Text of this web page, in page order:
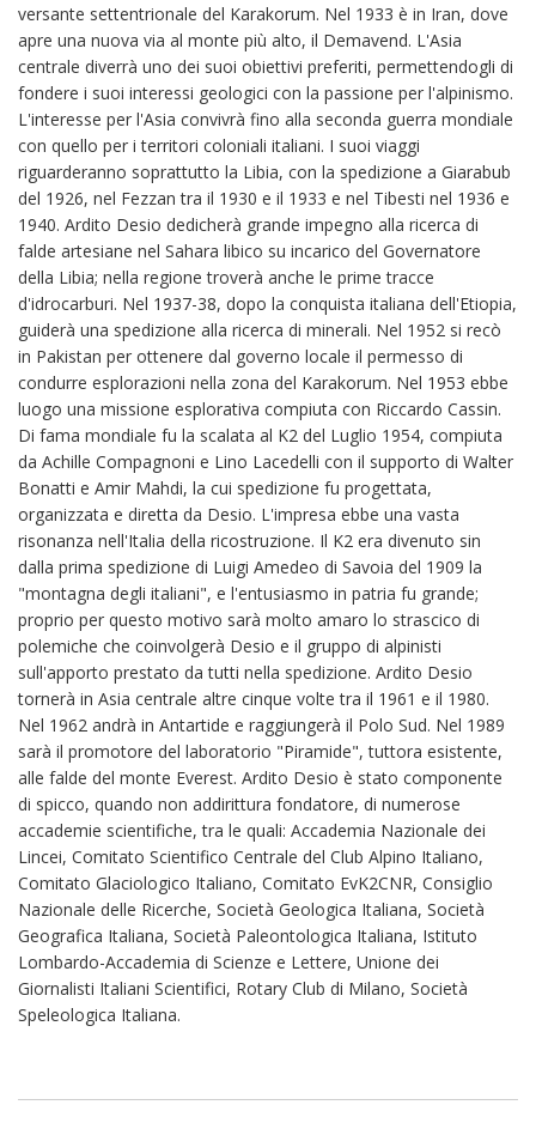
versante settentrionale del Karakorum. Nel 1933 è in Iran, dove
apre una nuova via al monte più alto, il Demavend. L'Asia
centrale diverrà uno dei suoi obiettivi preferiti, permettendogli di
fondere i suoi interessi geologici con la passione per l'alpinismo.
L'interesse per l'Asia convivrà fino alla seconda guerra mondiale
con quello per i territori coloniali italiani. I suoi viaggi
riguarderanno soprattutto la Libia, con la spedizione a Giarabub
del 1926, nel Fezzan tra il 1930 e il 1933 e nel Tibesti nel 1936 e
1940. Ardito Desio dedicherà grande impegno alla ricerca di
falde artesiane nel Sahara libico su incarico del Governatore
della Libia; nella regione troverà anche le prime tracce
d'idrocarburi. Nel 1937-38, dopo la conquista italiana dell'Etiopia,
guiderà una spedizione alla ricerca di minerali. Nel 1952 si recò
in Pakistan per ottenere dal governo locale il permesso di
condurre esplorazioni nella zona del Karakorum. Nel 1953 ebbe
luogo una missione esplorativa compiuta con Riccardo Cassin.
Di fama mondiale fu la scalata al K2 del Luglio 1954, compiuta
da Achille Compagnoni e Lino Lacedelli con il supporto di Walter
Bonatti e Amir Mahdi, la cui spedizione fu progettata,
organizzata e diretta da Desio. L'impresa ebbe una vasta
risonanza nell'Italia della ricostruzione. Il K2 era divenuto sin
dalla prima spedizione di Luigi Amedeo di Savoia del 1909 la
"montagna degli italiani", e l'entusiasmo in patria fu grande;
proprio per questo motivo sarà molto amaro lo strascico di
polemiche che coinvolgerà Desio e il gruppo di alpinisti
sull'apporto prestato da tutti nella spedizione. Ardito Desio
tornerà in Asia centrale altre cinque volte tra il 1961 e il 1980.
Nel 1962 andrà in Antartide e raggiungerà il Polo Sud. Nel 1989
sarà il promotore del laboratorio "Piramide", tuttora esistente,
alle falde del monte Everest. Ardito Desio è stato componente
di spicco, quando non addirittura fondatore, di numerose
accademie scientifiche, tra le quali: Accademia Nazionale dei
Lincei, Comitato Scientifico Centrale del Club Alpino Italiano,
Comitato Glaciologico Italiano, Comitato EvK2CNR, Consiglio
Nazionale delle Ricerche, Società Geologica Italiana, Società
Geografica Italiana, Società Paleontologica Italiana, Istituto
Lombardo-Accademia di Scienze e Lettere, Unione dei
Giornalisti Italiani Scientifici, Rotary Club di Milano, Società
Speleologica Italiana.